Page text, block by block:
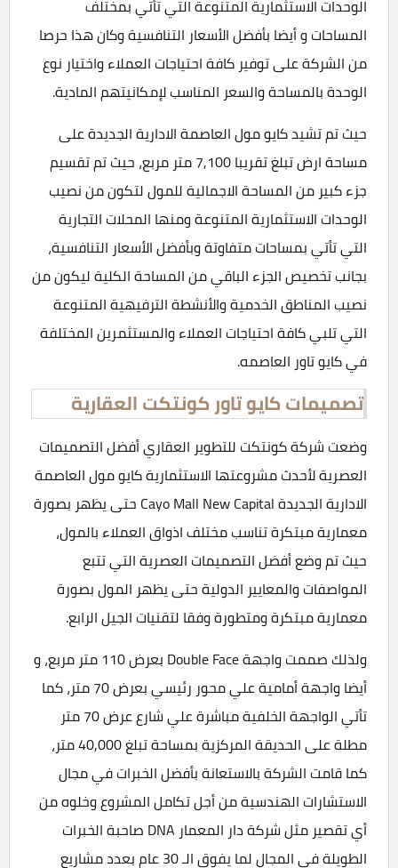
الوحدات الاستثمارية المتنوعة التي تأتي بمختلف
المساحات و أيضا بأفضل الأسعار التنافسية وكان هذا حرصا
من الشركة على توفير كافة احتياجات العملاء واختيار نوع
الوحدة بالمساحة والسعر المناسب لإمكانيتهم المادية.
حيث تم تشيد كايو مول العاصمة الادارية الجديدة على
مساحة ارض تبلغ تقريبا 7,100 متر مربع، حيث تم تقسيم
جزء كبير من المساحة الاجمالية للمول لتكون من نصيب
الوحدات الاستثمارية المتنوعة ومنها المحلات التجارية
التي تأتي بمساحات متفاوتة وبأفضل الأسعار التنافسية،
بجانب تخصيص الجزء الباقي من المساحة الكلية ليكون من
نصيب المناطق الخدمية والأنشطة الترفيهية المتنوعة
التي تلبي كافة احتياجات العملاء والمستثمرين المختلفة
في كايو تاور العاصمه.
تصميمات كايو تاور كونتكت العقارية
وضعت شركة كونتكت للتطوير العقاري أفضل التصميمات
العصرية لأحدث مشروعتها الاستثمارية كايو مول العاصمة
الادارية الجديدة Cayo Mall New Capital حتى يظهر بصورة
معمارية مبتكرة تناسب مختلف اذواق العملاء بالمول،
حيث تم وضع أفضل التصميمات العصرية التي تتبع
المواصفات والمعايير الدولية حتى يظهر المول بصورة
معمارية مبتكرة ومتطورة وفقا لتقنيات الجيل الرابع.
ولذلك صممت واجهة Double Face بعرض 110 متر مربع، و
أيضا واجهة أمامية علي محور رئيسي بعرض 70 متر، كما
تأتي الواجهة الخلفية مباشرة علي شارع عرض 70 متر
مطلة على الحديقة المركزية بمساحة تبلغ 40,000 متر،
كما قامت الشركة بالاستعانة بأفضل الخبرات في مجال
الاستشارات الهندسية من أجل تكامل المشروع وخلوه من
أي تقصير مثل شركة دار المعمار DNA صاحبة الخبرات
الطويلة في المجال لما يفوق الـ 30 عام بعدد مشاريع